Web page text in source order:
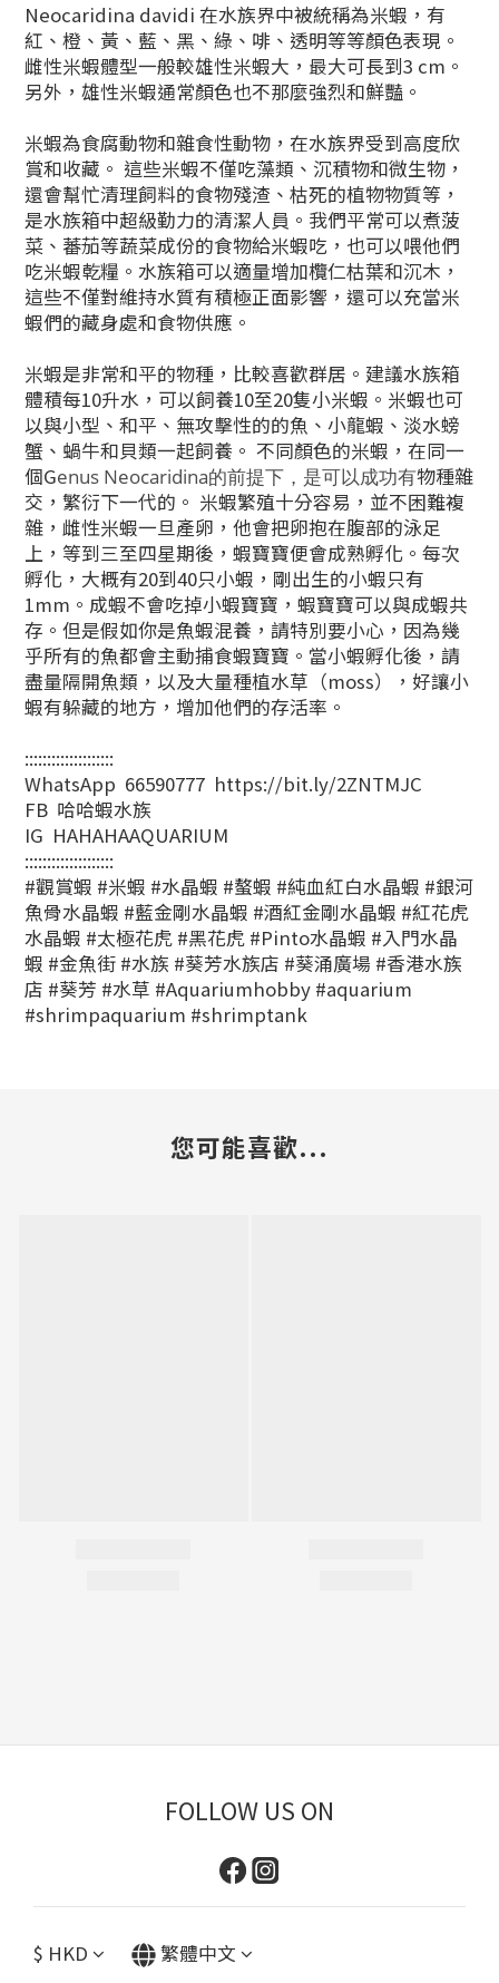
Neocaridina davidi 在水族界中被統稱為米蝦，有
紅、橙、黃、藍、黑、綠、啡、透明等等顏色表現。
雌性米蝦體型一般較雄性米蝦大，最大可長到3 cm。
另外，雄性米蝦通常顏色也不那麼強烈和鮮豔。
米蝦為食腐動物和雜食性動物，在水族界受到高度欣
賞和收藏。 這些米蝦不僅吃藻類、沉積物和微生物，
還會幫忙清理飼料的食物殘渣、枯死的植物物質等，
是水族箱中超級勤力的清潔人員。 我們平常可以煮菠
菜、蕃茄等蔬菜成份的食物給米蝦吃，也可以喂他們
吃米蝦乾糧。水族箱可以適量增加欖仁枯葉和沉木，
這些不僅對維持水質有積極正面影響，還可以充當米
蝦們的藏身處和食物供應。
米蝦是非常和平的物種，比較喜歡群居。建議水族箱
體積每10升水，可以飼養10至20隻小米蝦。米蝦也可
以與小型、和平、無攻擊性的的魚、小龍蝦、淡水螃
蟹、蝸牛和貝類一起飼養。 不同顏色的米蝦，在同一
個Genus Neocaridina的前提下，是可以成功有物種雜
交，繁衍下一代的。 米蝦繁殖十分容易，並不困難複
雜，雌性米蝦一旦產卵，他會把卵抱在腹部的泳足
上，等到三至四星期後，蝦寶寶便會成熟孵化。每次
孵化，大概有20到40只小蝦，剛出生的小蝦只有
1mm。成蝦不會吃掉小蝦寶寶，蝦寶寶可以與成蝦共
存。但是假如你是魚蝦混養，請特別要小心，因為幾
乎所有的魚都會主動捕食蝦寶寶。當小蝦孵化後，請
盡量隔開魚類，以及大量種植水草（moss），好讓小
蝦有躲藏的地方，增加他們的存活率。
::::::::::::::::::::
WhatsApp 66590777 https://bit.ly/2ZNTMJC
FB 哈哈蝦水族
IG HAHAHAAQUARIUM
::::::::::::::::::::
#觀賞蝦 #米蝦 #水晶蝦 #螯蝦 #純血紅白水晶蝦 #銀河
魚骨水晶蝦 #藍金剛水晶蝦 #酒紅金剛水晶蝦 #紅花虎
水晶蝦 #太極花虎 #黑花虎 #Pinto水晶蝦 #入門水晶
蝦 #金魚街 #水族 #葵芳水族店 #葵涌廣場 #香港水族
店 #葵芳 #水草 #Aquariumhobby #aquarium
#shrimpaquarium #shrimptank
您可能喜歡...
FOLLOW US ON
$ HKD 繁體中文